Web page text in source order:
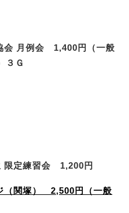
会 月例会 1,400円（一般
３Ｇ
限定練習会 1,200円
（関塚） 2,500円（一般